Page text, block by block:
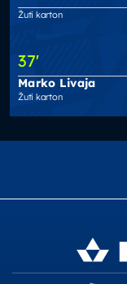
Žuti karton
37'
Marko Livaja
Žuti karton